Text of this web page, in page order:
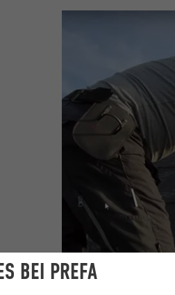
BEI PREFA